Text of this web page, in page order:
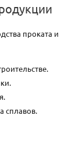
проката и
сплавов.